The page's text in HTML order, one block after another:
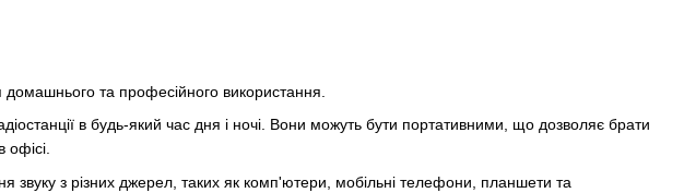
та професійного використання.
в будь-який час дня і ночі. Вони можуть бути портативними, що дозволяє брати
офісі.
звуку з різних джерел, таких як комп'ютери, мобільні телефони, планшети та